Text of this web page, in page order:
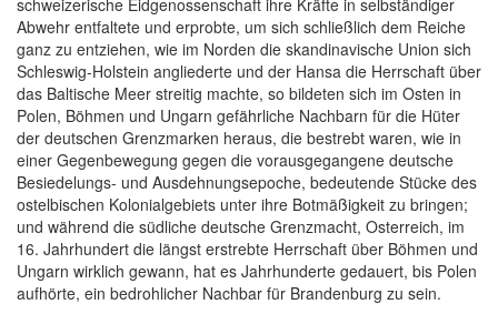
schweizerische Eidgenossenschaft ihre Kräfte in selbständiger
Abwehr entfaltete und erprobte, um sich schließlich dem Reiche
ganz zu entziehen, wie im Norden die skandinavische Union sich
Schleswig-Holstein angliederte und der Hansa die Herrschaft über
das Baltische Meer streitig machte, so bildeten sich im Osten in
Polen, Böhmen und Ungarn gefährliche Nachbarn für die Hüter
der deutschen Grenzmarken heraus, die bestrebt waren, wie in
einer Gegenbewegung gegen die vorausgegangene deutsche
Besiedelungs- und Ausdehnungsepoche, bedeutende Stücke des
ostelbischen Kolonialgebiets unter ihre Botmäßigkeit zu bringen;
und während die südliche deutsche Grenzmacht, Osterreich, im
16. Jahrhundert die längst erstrebte Herrschaft über Böhmen und
Ungarn wirklich gewann, hat es Jahrhunderte gedauert, bis Polen
aufhörte, ein bedrohlicher Nachbar für Brandenburg zu sein.